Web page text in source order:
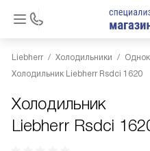
Liebherr Холодильники
Холодильник Liebherr Rsdci 1620
Холодильник
Liebherr Rsdci